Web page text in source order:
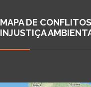
MAPA DE
INJUSTIÇA